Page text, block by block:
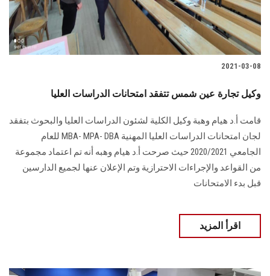
هيئة التدريس
الموظفون
الزائـرون
2021-03-08
وكيل تجارة عين شمس تتفقد امتحانات الدراسات العليا
قامت أ.د هيام وهبة وكيل الكلية لشئون الدراسات العليا والبحوث بتفقد
لجان امتحانات الدراسات العليا المهنية MBA- MPA- DBA للعام
الجامعي 2020/2021 حيث صرحت أ.د هيام وهبه أنه تم اعتماد مجموعة
من القواعد والإجراءات الاحترازية وتم الإعلان عنها لجميع الدارسين
قبل بدء الامتحانات
اقرأ المزيد